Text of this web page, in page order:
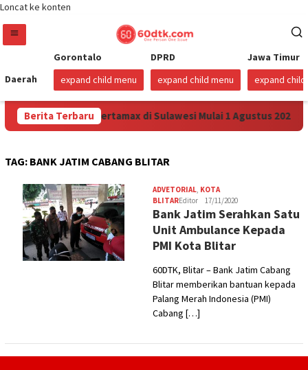
Loncat ke konten
Daerah
Gorontalo
expand child menu
DPRD
expand child menu
Jawa Timur
expand child
Berita Terbaru
Turunkan Harga Pertamax di Sulawesi Mulai 1 Agustus 2026
TAG: BANK JATIM CABANG BLITAR
ADVETORIAL, KOTA
BLITAREditor 17/11/2020
Bank Jatim Serahkan Satu
Unit Ambulance Kepada
PMI Kota Blitar
60DTK, Blitar – Bank Jatim Cabang
Blitar memberikan bantuan kepada
Palang Merah Indonesia (PMI)
Cabang […]